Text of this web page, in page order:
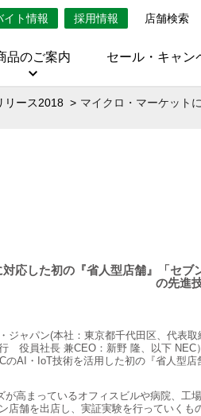
イト情報 採用情報 店舗検索
品のご案内 セール・キャン
リース2018
マイクロ・マーケット
応した初の『省人型店舗』「セ
の先進
ジャパン(本社：東京都千代田区、代表
役員社長 兼CEO：新野 隆、以下 NEC
のAI・IoT技術を活用した初の『省人型
高まっているオフィスビルや病院、工
店舗を出店し、実証実験を行っていくも